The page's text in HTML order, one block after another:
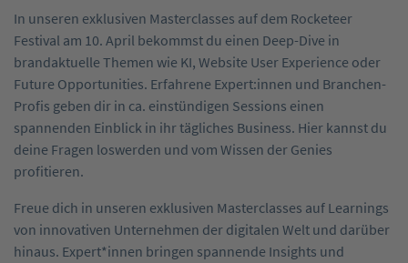
In unseren exklusiven Masterclasses auf dem Rocketeer
Festival am 10. April bekommst du einen Deep-Dive in
brandaktuelle Themen wie KI, Website User Experience oder
Future Opportunities. Erfahrene Expert:innen und Branchen-
Profis geben dir in ca. einstündigen Sessions einen
spannenden Einblick in ihr tägliches Business. Hier kannst du
deine Fragen loswerden und vom Wissen der Genies
profitieren.
Freue dich in unseren exklusiven Masterclasses auf Learnings
von innovativen Unternehmen der digitalen Welt und darüber
hinaus. Expert*innen bringen spannende Insights und